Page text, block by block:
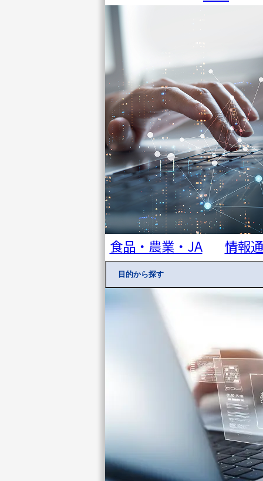
食品・農業・JA 情報
目的から探す
IRアー
カイブ
会社情
報
ニュー
ス
セミナ
ー・イ
ベント
PACIFIC
セキュ
リティ
研究所